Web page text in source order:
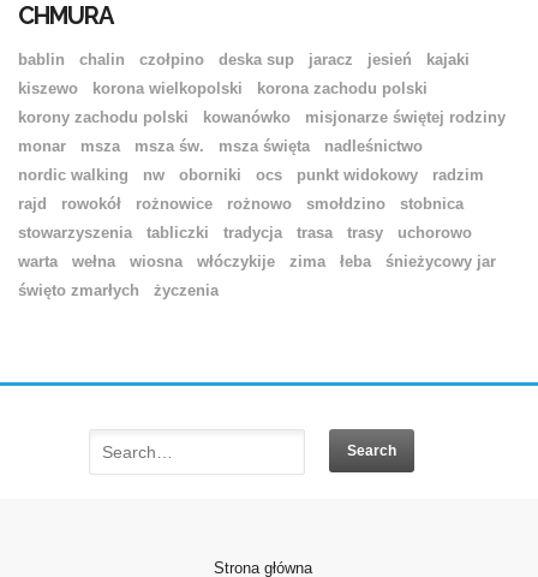
CHMURA
bablin chalin czołpino deska sup jaracz jesień
kajaki
kiszewo
korona wielkopolski
korona zachodu polski
korony zachodu polski
kowanówko
misjonarze świętej rodziny
monar
msza msza św. msza święta
nadleśnictwo
nordic walking
nw oborniki ocs punkt widokowy
radzim
rajd
rowokół rożnowice rożnowo smołdzino
stobnica
stowarzyszenia
tabliczki tradycja trasa trasy
uchorowo
warta
wełna wiosna włóczykije zima łeba
śnieżycowy jar
święto zmarłych
życzenia
Strona główna